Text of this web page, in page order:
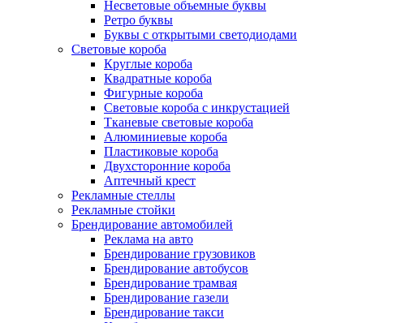
Несветовые объемные буквы
Ретро буквы
Буквы с открытыми светодиодами
Световые короба
Круглые короба
Квадратные короба
Фигурные короба
Световые короба с инкрустацией
Тканевые световые короба
Алюминиевые короба
Пластиковые короба
Двухсторонние короба
Аптечный крест
Рекламные стеллы
Рекламные стойки
Брендирование автомобилей
Реклама на авто
Брендирование грузовиков
Брендирование автобусов
Брендирование трамвая
Брендирование газели
Брендирование такси